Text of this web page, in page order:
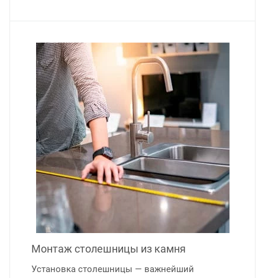
Монтаж столешницы из камня
Установка столешницы — важнейший